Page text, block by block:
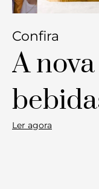
Confira
A
Ler agora